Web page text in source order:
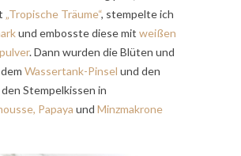
„Tropische Träume“, stempelte ich
und embosste diese mit weißen
. Dann wurden die Blüten und
Wassertank-Pinsel und den
Stempelkissen in
, Papaya und Minzmakrone